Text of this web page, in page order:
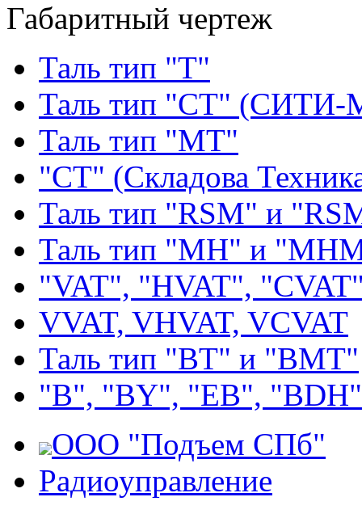
Габаритный чертеж
Таль тип "Т"
Таль тип "СТ" (СИТИ-
Таль тип "МТ"
"СТ" (Складова
Таль тип "RSМ" и
Таль тип "MH" и
"VAT", "HVAT",
VVAT, VHVAT, VCVAT
Таль тип "BT" и "BMT"
"В", "BY", "EВ", "BDH"
ООО "Подъем СПб"
Радиоуправление